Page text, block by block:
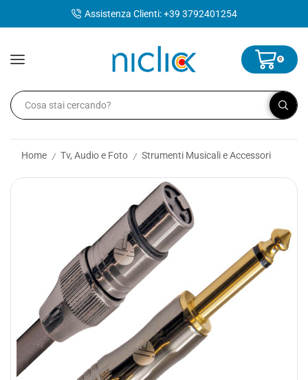
Assistenza Clienti: +39 3792401254
0
Home / Tv, Audio e Foto / Strumenti Musicali e Accessori